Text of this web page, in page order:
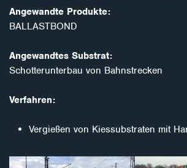
Angewandte Produkte:
BALLASTBOND
Angewandtes Substrat:
Schotterunterbau von Bahnstrecken
Verfahren:
Vergießen von Kiessubstraten mit